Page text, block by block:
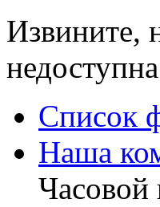
Извините,
недоступна
Список
Наша
Часовой